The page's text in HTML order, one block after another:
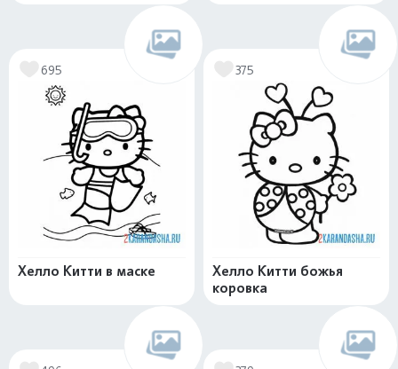
695
Хелло Китти в маске
375
Хелло Китти божья
коровка